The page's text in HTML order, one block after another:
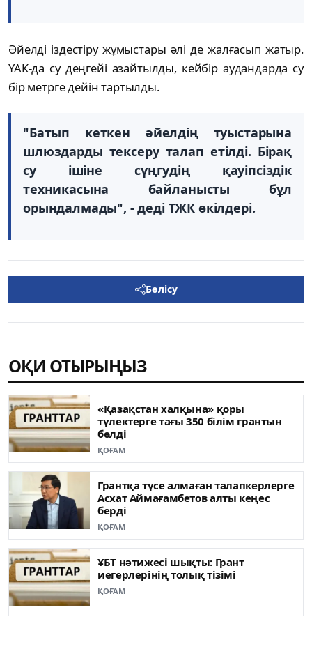
Әйелді іздестіру жұмыстары әлі де жалғасып жатыр.
ҮАК-да су деңгейі азайтылды, кейбір аудандарда су
бір метрге дейін тартылды.
"Батып кеткен әйелдің туыстарына
шлюздарды тексеру талап етілді. Бірақ
су ішіне сүңгудің қауіпсіздік
техникасына байланысты бұл
орындалмады", - деді ТЖК өкілдері.
Бөлісу
ОҚИ ОТЫРЫҢЫЗ
«Қазақстан халқына» қоры
түлектерге тағы 350 білім грантын
бөлді
ҚОҒАМ
Грантқа түсе алмаған талапкерлерге
Асхат Аймағамбетов алты кеңес
берді
ҚОҒАМ
ҰБТ нәтижесі шықты: Грант
иегерлерінің толық тізімі
ҚОҒАМ